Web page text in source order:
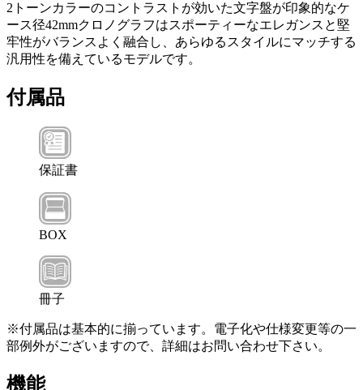
2トーンカラーのコントラストが効いた文字盤が印象的なケ
ース径42mmクロノグラフはスポーティーなエレガンスと堅
牢性がバランスよく融合し、あらゆるスタイルにマッチする
汎用性を備えているモデルです。
付属品
保証書
BOX
冊子
※付属品は基本的に揃っています。電子化や仕様変更等の一
部例外がございますので、詳細はお問い合わせ下さい。
機能